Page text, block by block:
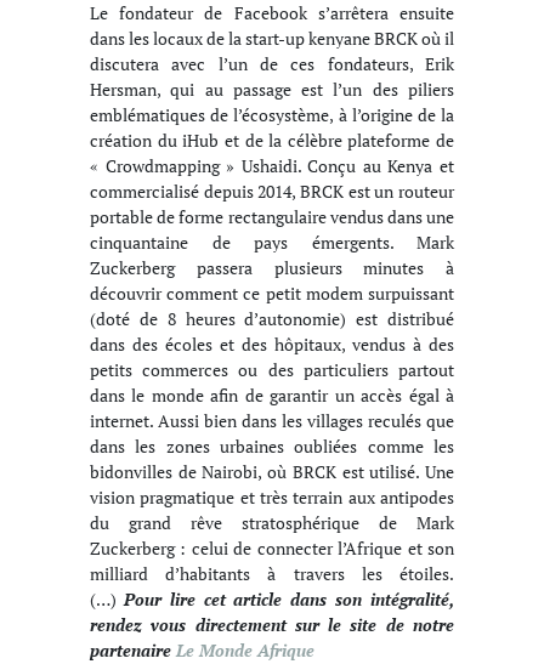
Le fondateur de Facebook s’arrêtera ensuite
dans les locaux de la start-up kenyane BRCK où il
discutera avec l’un de ces fondateurs, Erik
Hersman, qui au passage est l’un des piliers
emblématiques de l’écosystème, à l’origine de la
création du iHub et de la célèbre plateforme de
« Crowdmapping » Ushaidi. Conçu au Kenya et
commercialisé depuis 2014, BRCK est un routeur
portable de forme rectangulaire vendus dans une
cinquantaine de pays émergents. Mark
Zuckerberg passera plusieurs minutes à
découvrir comment ce petit modem surpuissant
(doté de 8 heures d’autonomie) est distribué
dans des écoles et des hôpitaux, vendus à des
petits commerces ou des particuliers partout
dans le monde afin de garantir un accès égal à
internet. Aussi bien dans les villages reculés que
dans les zones urbaines oubliées comme les
bidonvilles de Nairobi, où BRCK est utilisé. Une
vision pragmatique et très terrain aux antipodes
du grand rêve stratosphérique de Mark
Zuckerberg : celui de connecter l’Afrique et son
milliard d’habitants à travers les étoiles.
(…)Pour lire cet article dans son intégralité,
rendez vous directement sur le site de notre
partenaireLe Monde Afrique